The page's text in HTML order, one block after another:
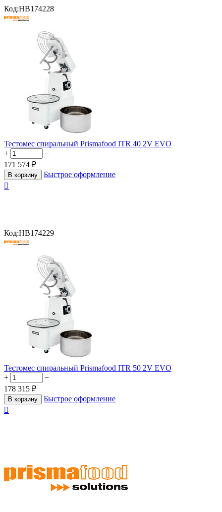
Код:HB174228
Тестомес спиральный Prismafood ITR 40 2V EVO
+
−
171 574 ₽
В корзину
Быстрое оформление

Код:HB174229
Тестомес спиральный Prismafood ITR 50 2V EVO
+
−
178 315 ₽
В корзину
Быстрое оформление
